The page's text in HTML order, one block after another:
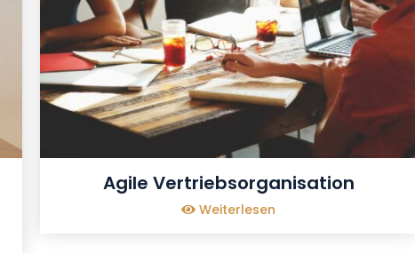
Agile Vertriebsorganisation
Weiterlesen